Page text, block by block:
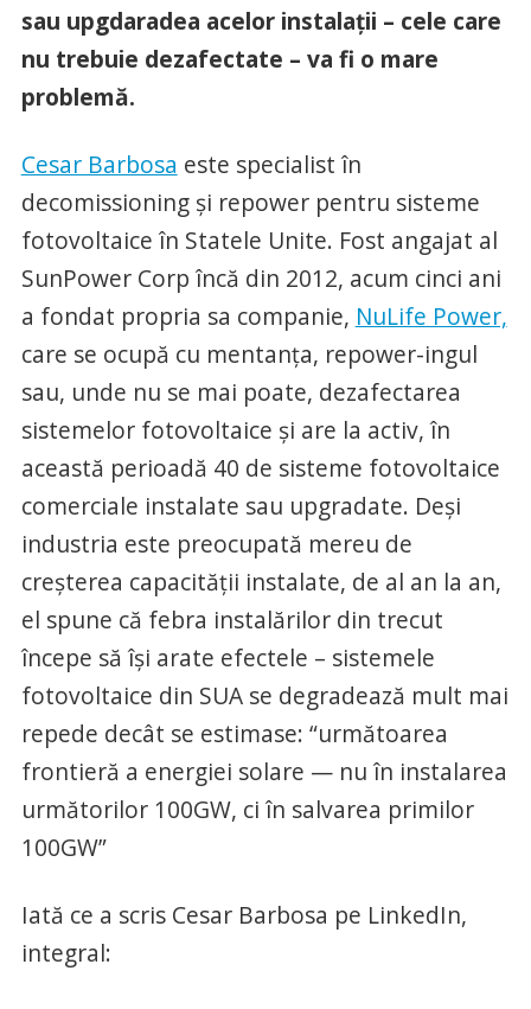
sau upgdaradea acelor instalații – cele care
nu trebuie dezafectate – va fi o mare
problemă.
Cesar Barbosa este specialist în
decomissioning și repower pentru sisteme
fotovoltaice în Statele Unite. Fost angajat al
SunPower Corp încă din 2012, acum cinci ani
a fondat propria sa companie, NuLife Power,
care se ocupă cu mentanța, repower-ingul
sau, unde nu se mai poate, dezafectarea
sistemelor fotovoltaice și are la activ, în
această perioadă 40 de sisteme fotovoltaice
comerciale instalate sau upgradate. Deși
industria este preocupată mereu de
creșterea capacității instalate, de al an la an,
el spune că febra instalărilor din trecut
începe să își arate efectele – sistemele
fotovoltaice din SUA se degradează mult mai
repede decât se estimase: “următoarea
frontieră a energiei solare — nu în instalarea
următorilor 100GW, ci în salvarea primilor
100GW”
Iată ce a scris Cesar Barbosa pe LinkedIn,
integral: